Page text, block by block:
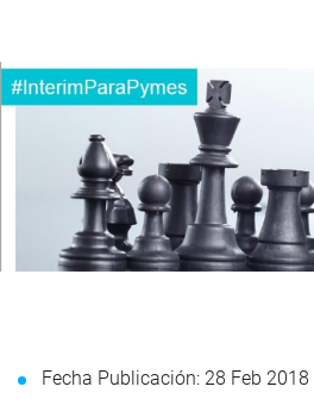
Fecha Publicación: 28 Feb 2018